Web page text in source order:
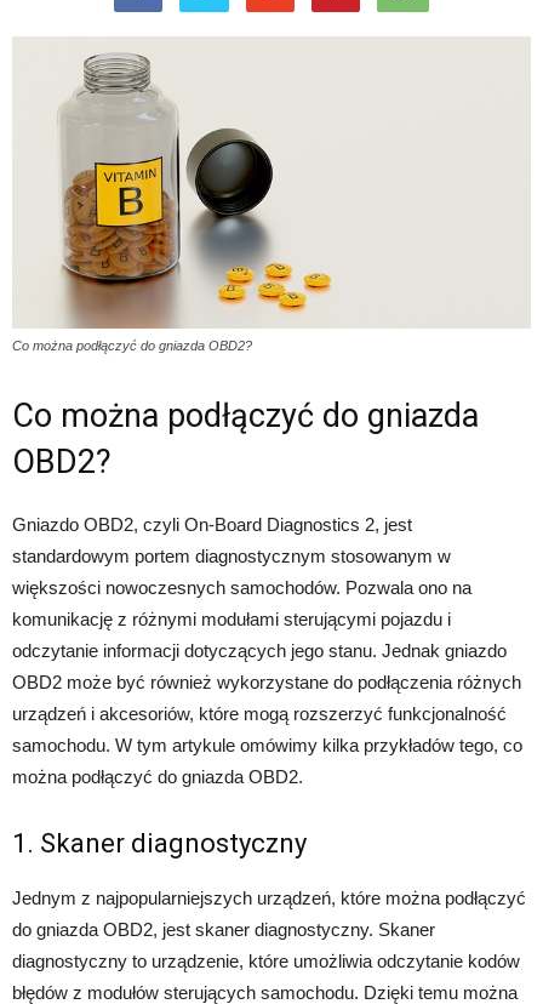
Co można podłączyć do gniazda OBD2?
Co można podłączyć do gniazda
OBD2?
Gniazdo OBD2, czyli On-Board Diagnostics 2, jest
standardowym portem diagnostycznym stosowanym w
większości nowoczesnych samochodów. Pozwala ono na
komunikację z różnymi modułami sterującymi pojazdu i
odczytanie informacji dotyczących jego stanu. Jednak gniazdo
OBD2 może być również wykorzystane do podłączenia różnych
urządzeń i akcesoriów, które mogą rozszerzyć funkcjonalność
samochodu. W tym artykule omówimy kilka przykładów tego, co
można podłączyć do gniazda OBD2.
1. Skaner diagnostyczny
Jednym z najpopularniejszych urządzeń, które można podłączyć
do gniazda OBD2, jest skaner diagnostyczny. Skaner
diagnostyczny to urządzenie, które umożliwia odczytanie kodów
błędów z modułów sterujących samochodu. Dzięki temu można